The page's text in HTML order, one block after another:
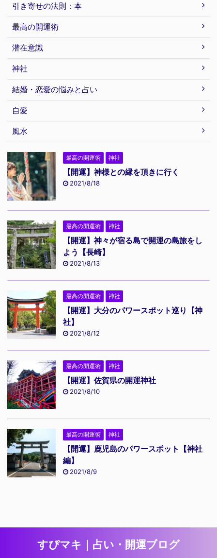
引き寄せの法則：本
最高の開運術
潜在意識
神社
結婚・恋愛の悩みと占い
自愛
風水
最高の開運術 神社
【開運】神様との縁を頂きに行く
2021/8/18
最高の開運術 神社
【開運】神々が宿る島で開運の島旅をし
よう【長崎】
2021/8/13
最高の開運術 神社
【開運】大分のパワースポット巡り【神
社】
2021/8/12
最高の開運術 神社
【開運】佐賀県の開運神社
2021/8/10
最高の開運術 神社
【開運】鹿児島のパワースポット【神社
編】
2021/8/9
すぴマキ｜占い・開運ブログ